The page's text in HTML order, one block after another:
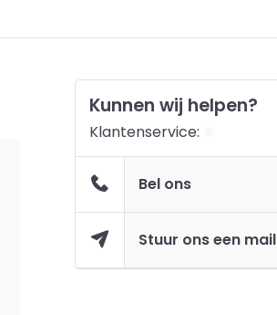
Kunnen wij helpen?
Klantenservice:
Bel ons
Stuur ons een mail